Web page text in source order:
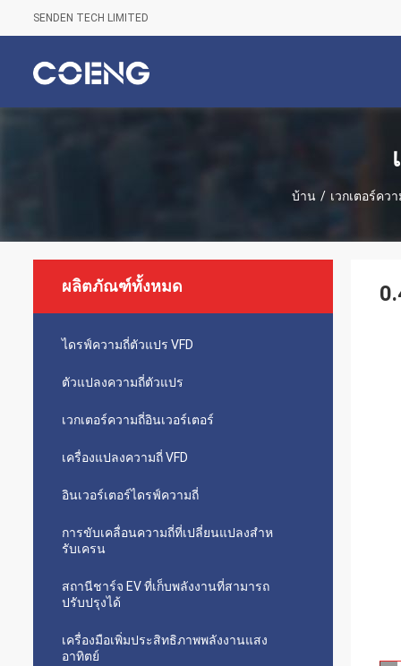
SENDEN TECH LIMITED
บ้าน / เวกเตอร์คว
ผลิตภัณฑ์ทั้งหมด
ไดรฟ์ความถี่ตัวแปร VFD
ตัวแปลงความถี่ตัวแปร
เวกเตอร์ความถี่อินเวอร์เตอร์
เครื่องแปลงความถี่ VFD
อินเวอร์เตอร์ไดรฟ์ความถี่
การขับเคลื่อนความถี่ที่เปลี่ยนแปลงสําห
รับเครน
สถานีชาร์จ EV ที่เก็บพลังงานที่สามารถ
ปรับปรุงได้
เครื่องมือเพิ่มประสิทธิภาพพลังงานแสง
อาทิตย์